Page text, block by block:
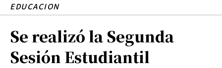
EDUCACION
Se realizó la Segunda
Sesión Estudiantil